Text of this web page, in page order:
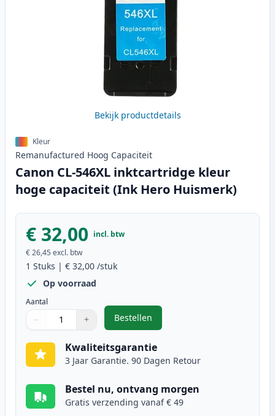
Bekijk productdetails
Kleur
Remanufactured Hoog Capaciteit
Canon CL-546XL inktcartridge kleur
hoge capaciteit (Ink Hero Huismerk)
€ 32,00 incl. btw
€ 26,45 excl. btw
1 Stuks | € 32,00 /stuk
Op voorraad
Aantal
Gebruik de knoppen om aan te passen
− +
1
Bestellen
,Canon CL-546XL inktcartridge
Kwaliteitsgarantie
3 Jaar Garantie. 90 Dagen Retour
Bestel nu, ontvang morgen
Gratis verzending vanaf € 49